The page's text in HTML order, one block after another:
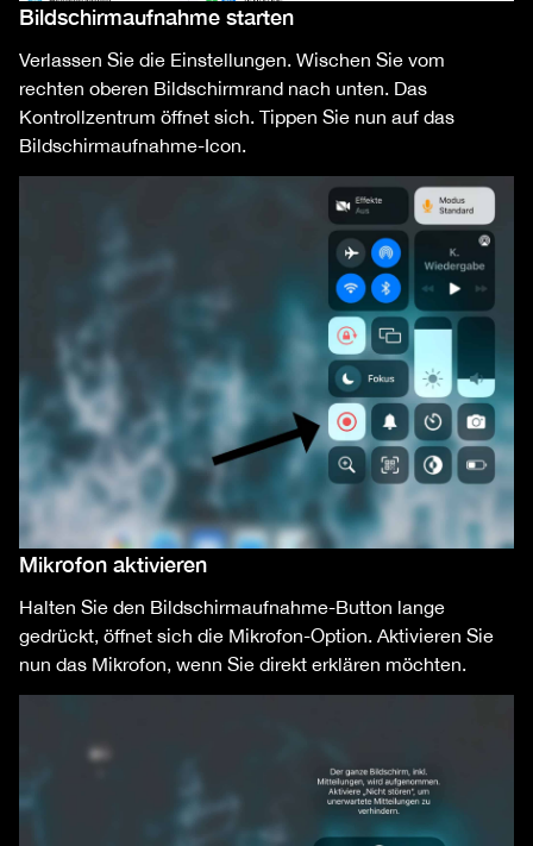
Bildschirmaufnahme starten
Verlassen Sie die Einstellungen. Wischen Sie vom
rechten oberen Bildschirmrand nach unten. Das
Kontrollzentrum öffnet sich. Tippen Sie nun auf das
Bildschirmaufnahme-Icon.
Mikrofon aktivieren
Halten Sie den Bildschirmaufnahme-Button lange
gedrückt, öffnet sich die Mikrofon-Option. Aktivieren Sie
nun das Mikrofon, wenn Sie direkt erklären möchten.